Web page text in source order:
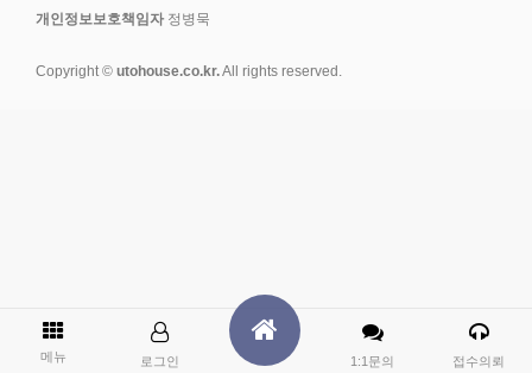
개인정보보호책임자 정병묵
Copyright © utohouse.co.kr.All rights reserved.
메뉴 로그인 1:1문의 접수의뢰